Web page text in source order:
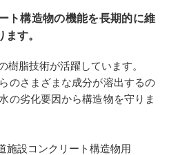
設計士インタビュー
販売・施工代理店募集
ト構造物の機能を長期的に維
す。
樹脂技術が活躍しています。
のさまざまな成分が溶出するの
の劣化要因から構造物を守りま
施設コンクリート構造物用